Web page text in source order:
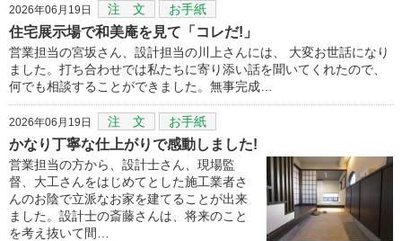
2026年06月19日 注 文 お手紙
住宅展示場で和美庵を見て「コレだ!」
営業担当の宮坂さん、設計担当の川上さんには、 大変お世話になり
ました。打ち合わせでは私たちに寄り添い話を聞いてくれたので、
何でも相談することができました。無事完成…
2026年06月19日 注 文 お手紙
かなり丁寧な仕上がりで感動しました!
営業担当の方から、設計士さん、現場監
督、大工さんをはじめてとした施工業者さ
んのお陰で立派なお家を建てることが出来
ました。設計士の斎藤さんは、将来のこと
を考え抜いて間…